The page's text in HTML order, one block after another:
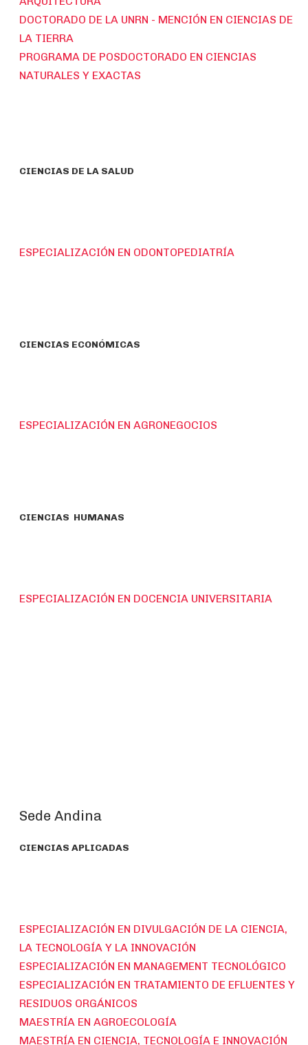
DOCTORADO DE LA UNRN - MENCIÓN EN CIENCIAS DE
LA TIERRA
PROGRAMA DE POSDOCTORADO EN CIENCIAS
NATURALES Y EXACTAS
CIENCIAS DE LA SALUD
ESPECIALIZACIÓN EN ODONTOPEDIATRÍA
CIENCIAS ECONÓMICAS
ESPECIALIZACIÓN EN AGRONEGOCIOS
CIENCIAS HUMANAS
ESPECIALIZACIÓN EN DOCENCIA UNIVERSITARIA
Sede Andina
CIENCIAS APLICADAS
ESPECIALIZACIÓN EN DIVULGACIÓN DE LA CIENCIA,
LA TECNOLOGÍA Y LA INNOVACIÓN
ESPECIALIZACIÓN EN MANAGEMENT TECNOLÓGICO
ESPECIALIZACIÓN EN TRATAMIENTO DE EFLUENTES Y
RESIDUOS ORGÁNICOS
MAESTRÍA EN AGROECOLOGÍA
MAESTRÍA EN CIENCIA, TECNOLOGÍA E INNOVACIÓN